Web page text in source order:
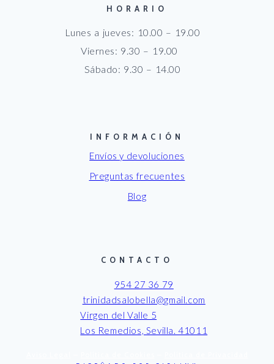
HORARIO
Lunes a jueves: 10.00 – 19.00
Viernes: 9.30 – 19.00
Sábado: 9.30 – 14.00
INFORMACIÓN
Envíos y devoluciones
Preguntas frecuentes
Blog
CONTACTO
954 27 36 79
trinidadsalobella@gmail.com
Virgen del Valle 5
Los Remedios, Sevilla. 41011